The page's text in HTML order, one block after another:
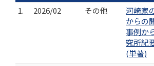
1.
2026/02 その他
河崎家
からの
事例か
究所紀
(単著)